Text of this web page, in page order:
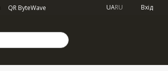
QR ByteWave UARU Вхід